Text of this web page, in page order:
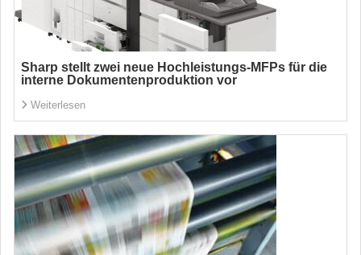
Sharp stellt zwei neue Hochleistungs-MFPs für die
interne Dokumentenproduktion vor
Weiterlesen